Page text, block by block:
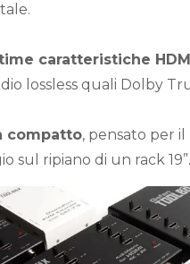
caratteristiche
lossless quali Dolby
compatto, pensato per
sul ripiano di un rack 19”.